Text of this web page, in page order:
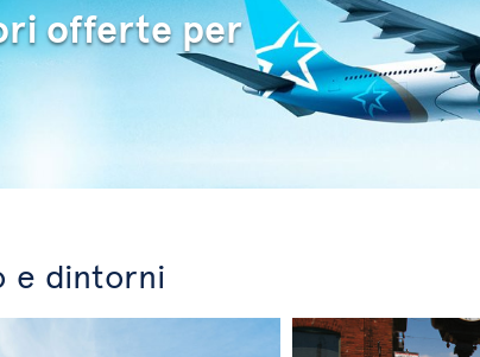
offerte per
e dintorni